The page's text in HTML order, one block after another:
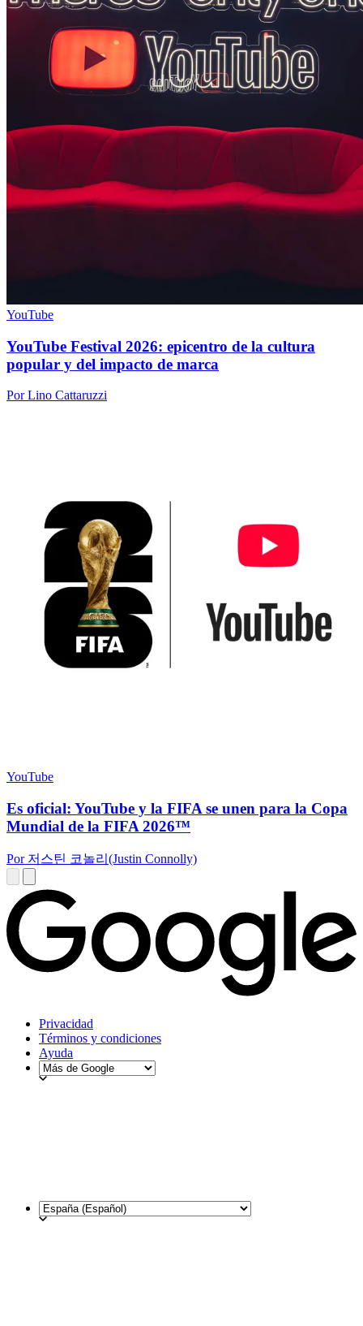
YouTube
YouTube Festival 2026: epicentro de la cultura
popular y del impacto de marca
Por Lino Cattaruzzi
YouTube
Es oficial: YouTube y la FIFA se unen para la Copa
Mundial de la FIFA 2026™
Por 저스틴 코놀리(Justin Connolly)
Privacidad
Términos y condiciones
Ayuda